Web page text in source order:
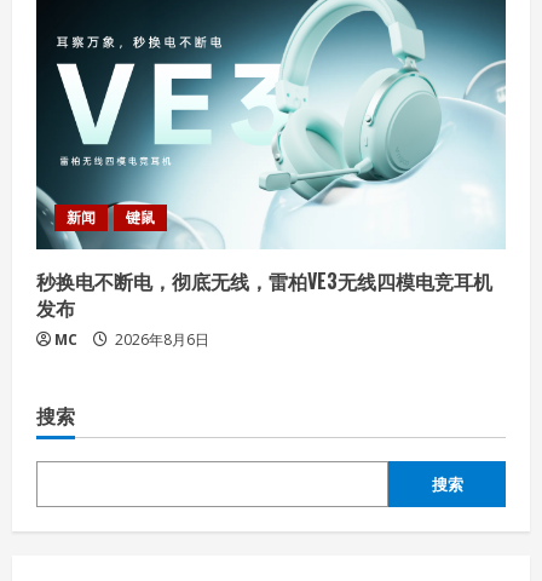
新闻 键鼠
秒换电不断电，彻底无线，雷柏VE3无线四模电竞耳机
发布
MC 2026年8月6日
搜索
搜索